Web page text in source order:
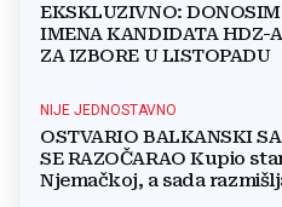
EKSKLUZIVNO:
IMENA KANDIDATA HDZ-
ZA IZBORE U LISTOPADU
NIJE JEDNOSTAVNO
OSTVARIO BALKANSKI
SE RAZOČARAO Kupio
Njemačkoj, a sada